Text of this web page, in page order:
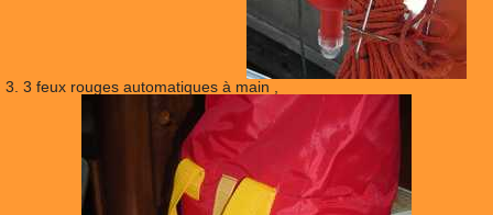
3. 3 feux rouges automatiques à main ,